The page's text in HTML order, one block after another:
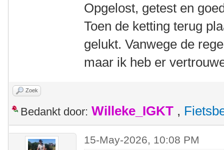
Opgelost, getest en
Toen de ketting terug
gelukt. Vanwege de
maar ik heb er
Zoek
Bedankt door: Willeke_IGKT ,
15-May-2026, 10:08 PM